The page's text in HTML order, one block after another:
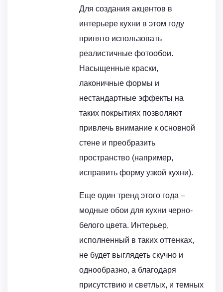
Для создания акцентов в
интерьере кухни в этом году
принято использовать
реалистичные фотообои.
Насыщенные краски,
лаконичные формы и
нестандартные эффекты на
таких покрытиях позволяют
привлечь внимание к основной
стене и преобразить
пространство (например,
исправить форму узкой кухни).
Еще один тренд этого года –
модные обои для кухни черно-
белого цвета. Интерьер,
исполненный в таких оттенках,
не будет выглядеть скучно и
однообразно, а благодаря
присутствию и светлых, и темных